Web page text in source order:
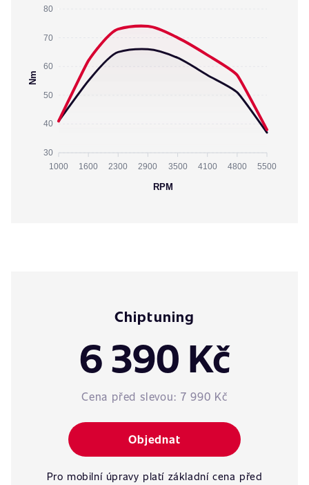
80
70
60
50
40
30
Nm
1000 1600 2300 2900 3500 4100 4800 5500
RPM
Chiptuning
6 390 Kč
Cena před slevou: 7 990 Kč
Objednat
Pro mobilní úpravy platí základní cena před